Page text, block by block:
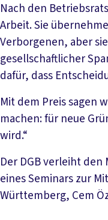
Nach den
Arbeit. Sie
Verborgenen, aber
gesellschaftlicher
dafür, dass
Mit dem Preis sagen
machen: für neue
wird.“
Der DGB verleiht
eines Seminars zur
Württemberg, Cem